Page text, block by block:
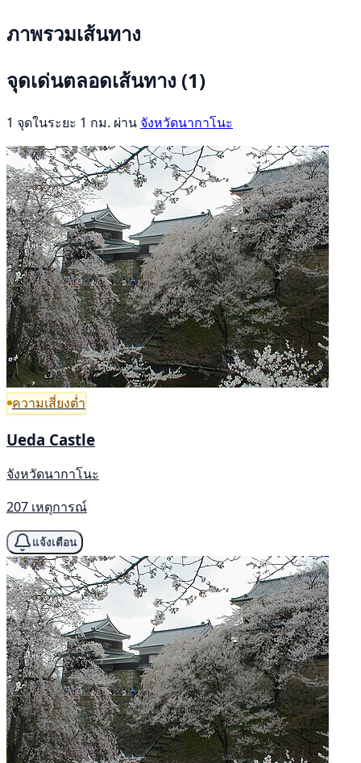
ภาพรวมเส้นทาง
จุดเด่นตลอดเส้นทาง (1)
1 จุดในระยะ 1 กม. ผ่าน จังหวัดนากาโนะ
ความเสี่ยงต่ำ
Ueda Castle
จังหวัดนากาโนะ
207 เหตุการณ์
แจ้งเตือน